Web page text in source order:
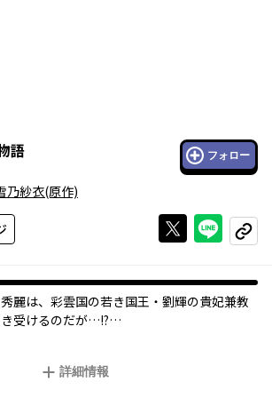
語 フォロー
乃紗衣(原作)
Xで投稿する
ライン
コピー
麗は、彩雲国の若き国王・劉輝の貴妃兼教
受けるのだが…!?
仕事がまい込んだ。すぐさまオイシイ話に飛
詳細情報